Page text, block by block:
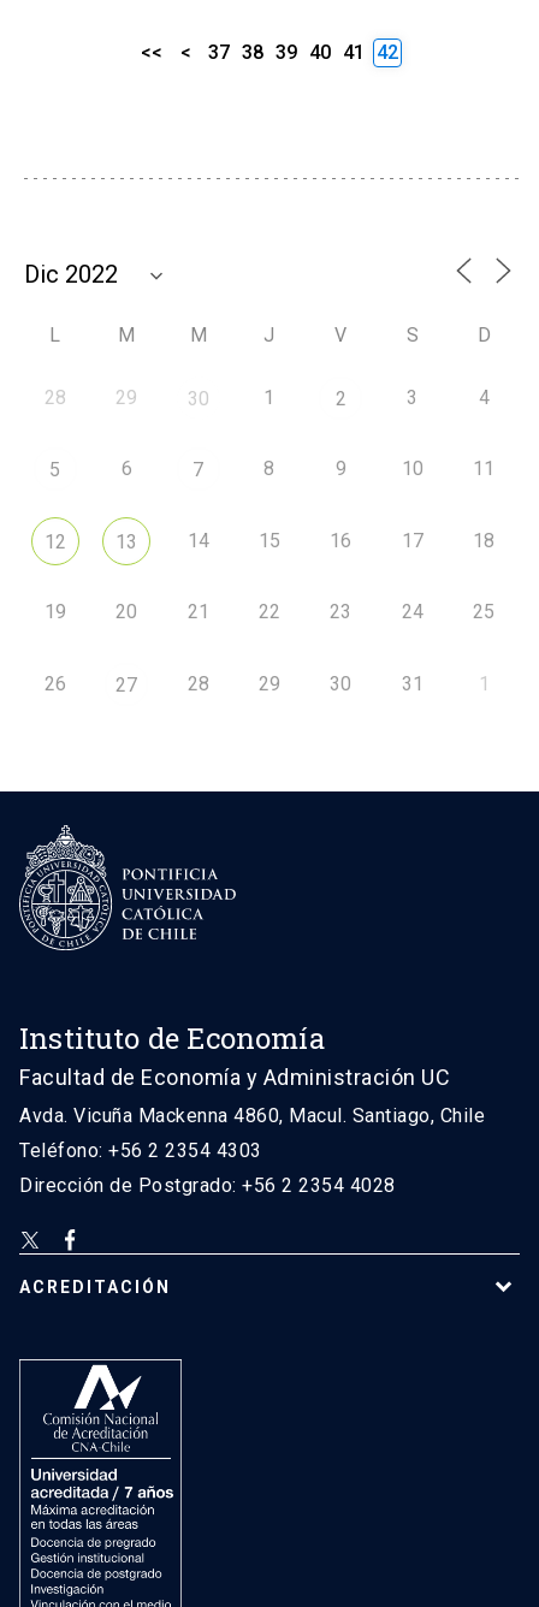
<< < 37 38 39 40 41 42
L M M J V S D
28 29 30 1 2 3 4
5 6 7 8 9 10 11
12 13 14 15 16 17 18
19 20 21 22 23 24 25
26 27 28 29 30 31 1
Instituto de Economía
Facultad de Economía y Administración UC
Avda. Vicuña Mackenna 4860, Macul. Santiago, Chile
Teléfono: +56 2 2354 4303
Dirección de Postgrado: +56 2 2354 4028
ACREDITACIÓN